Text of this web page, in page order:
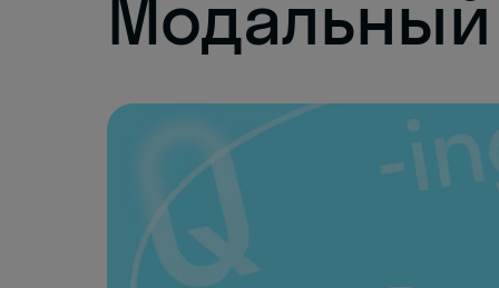
Модальный